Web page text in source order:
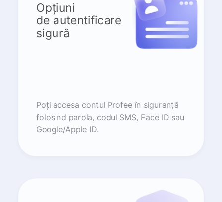
Opțiuni
de autentificare
sigură
Poți accesa contul Profee în siguranță
folosind parola, codul SMS, Face ID sau
Google/Apple ID.